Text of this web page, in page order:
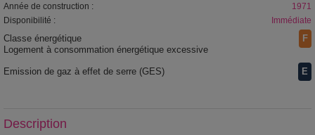
Année de construction :
1971
Disponibilité :
Immédiate
Classe énergétique
Logement à consommation énergétique excessive
F
Emission de gaz à effet de serre (GES) E
Description